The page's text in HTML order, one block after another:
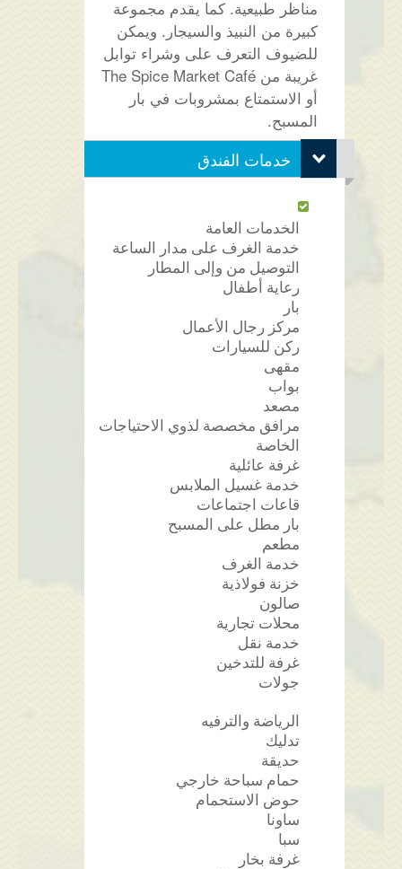
مناظر طبيعية. كما يقدم مجموعة
كبيرة من النبيذ والسيجار. ويمكن
للضيوف التعرف على وشراء توابل
غريبة من The Spice Market Café
أو الاستمتاع بمشروبات في بار
المسبح.
خدمات الفندق
الخدمات العامة
خدمة الغرف على مدار الساعة
التوصيل من وإلى المطار
رعاية أطفال
بار
مركز رجال الأعمال
ركن للسيارات
مقهى
بواب
مصعد
مرافق مخصصة لذوي الاحتياجات
الخاصة
غرفة عائلية
خدمة غسيل الملابس
قاعات اجتماعات
بار مطل على المسبح
مطعم
خدمة الغرف
خزنة فولاذية
صالون
محلات تجارية
خدمة نقل
غرفة للتدخين
جولات
الرياضة والترفيه
تدليك
حديقة
حمام سباحة خارجي
حوض الاستحمام
ساونا
سبا
غرفة بخار